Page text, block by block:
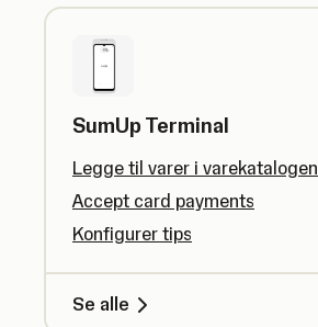
SumUp Terminal
Legge til varer i varekatalogen
Accept card payments
Konfigurer tips
Se alle